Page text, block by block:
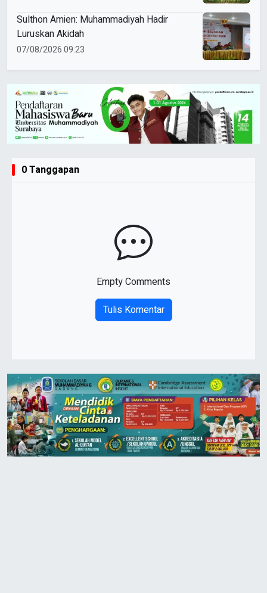
Sulthon Amien: Muhammadiyah Hadir
Luruskan Akidah
07/08/2026 09:23
0 Tanggapan
Empty Comments
Tulis Komentar